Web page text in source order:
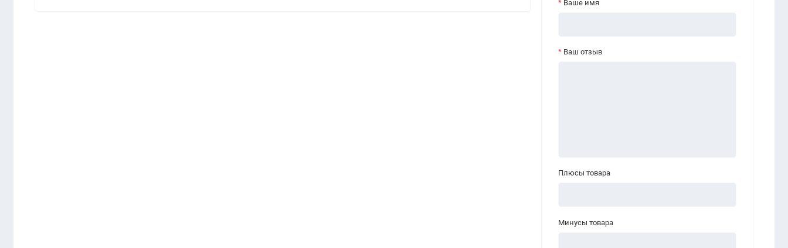
Ваше имя
Ваш отзыв
Плюсы товара
Минусы товара